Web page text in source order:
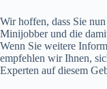
Wir hoffen, dass Sie
Minijobber und die
Wenn Sie weitere
empfehlen wir Ihnen,
Experten auf diesem